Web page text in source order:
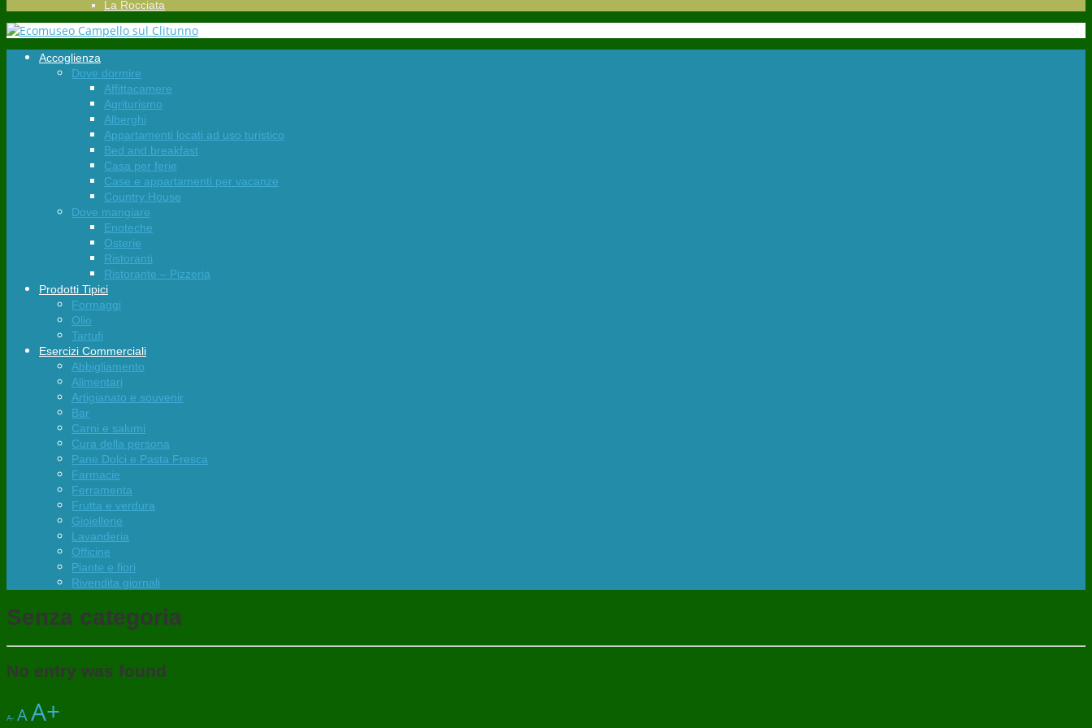
La Rocciata
Accoglienza
Dove dormire
Affittacamere
Agriturismo
Alberghi
Appartamenti locati ad uso turistico
Bed and breakfast
Casa per ferie
Case e appartamenti per vacanze
Country House
Dove mangiare
Enoteche
Osterie
Ristoranti
Ristorante – Pizzeria
Prodotti Tipici
Formaggi
Olio
Tartufi
Esercizi Commerciali
Abbigliamento
Alimentari
Artigianato e souvenir
Bar
Carni e salumi
Cura della persona
Pane Dolci e Pasta Fresca
Farmacie
Ferramenta
Frutta e verdura
Gioiellerie
Lavanderia
Officine
Piante e fiori
Rivendita giornali
Senza categoria
No entry was found
A- AA+